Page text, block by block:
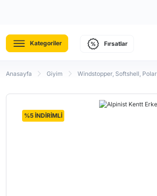
Kategoriler Fırsatlar
Anasayfa Giyim Windstopper, Softshell, Polar
%5 İNDİRİMLİ